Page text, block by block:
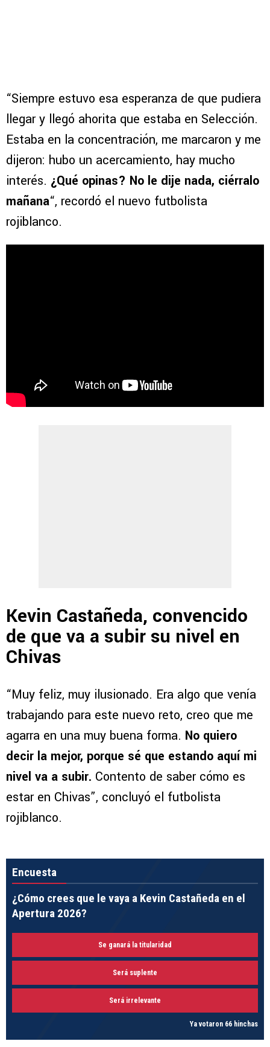
“Siempre estuvo esa esperanza de que pudiera
llegar y llegó ahorita que estaba en Selección.
Estaba en la concentración, me marcaron y me
dijeron: hubo un acercamiento, hay mucho
interés. ¿Qué opinas? No le dije nada, ciérralo
mañana“, recordó el nuevo futbolista
rojiblanco.
Kevin Castañeda, convencido
de que va a subir su nivel en
Chivas
“Muy feliz, muy ilusionado. Era algo que venía
trabajando para este nuevo reto, creo que me
agarra en una muy buena forma. No quiero
decir la mejor, porque sé que estando aquí mi
nivel va a subir. Contento de saber cómo es
estar en Chivas”, concluyó el futbolista
rojiblanco.
Encuesta
¿Cómo crees que le vaya a Kevin Castañeda en el
Apertura 2026?
Se ganará la titularidad
Será suplente
Será irrelevante
Ya votaron 66 hinchas